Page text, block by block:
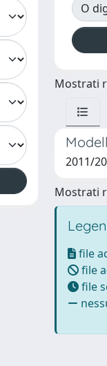
O
Mostrati
2011/
Mostrati
file
file
file